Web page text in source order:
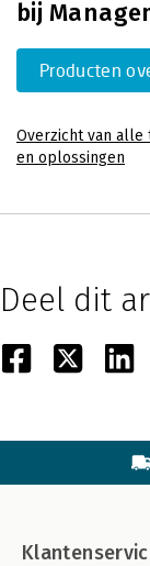
bij
Producten
Overzicht van alle
en oplossingen
Deel dit